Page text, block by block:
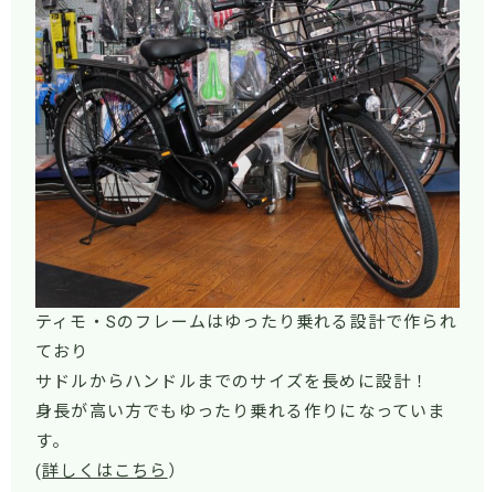
ティモ・Sのフレームはゆったり乗れる設計で作られ
ており
サドルからハンドルまでのサイズを長めに設計！
身長が高い方でもゆったり乗れる作りになっていま
す。
(詳しくはこちら ）